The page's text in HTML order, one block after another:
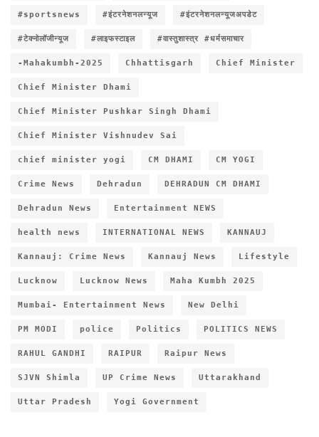
#sportsnews #इंटरनेशनलन्यूज #इंटरनेशनलन्यूजअपडेट
#टेक्नोलॉजीन्यूज #लाइफस्टाइल #वास्तुशास्त्र #धर्मसमाचार
-Mahakumbh-2025 Chhattisgarh Chief Minister
Chief Minister Dhami
Chief Minister Pushkar Singh Dhami
Chief Minister Vishnudev Sai
chief minister yogi CM DHAMI CM YOGI
Crime News Dehradun DEHRADUN CM DHAMI
Dehradun News Entertainment NEWS
health news INTERNATIONAL NEWS KANNAUJ
Kannauj: Crime News Kannauj News Lifestyle
Lucknow Lucknow News Maha Kumbh 2025
Mumbai- Entertainment News New Delhi
PM MODI police Politics POLITICS NEWS
RAHUL GANDHI RAIPUR Raipur News
SJVN Shimla UP Crime News Uttarakhand
Uttar Pradesh Yogi Government